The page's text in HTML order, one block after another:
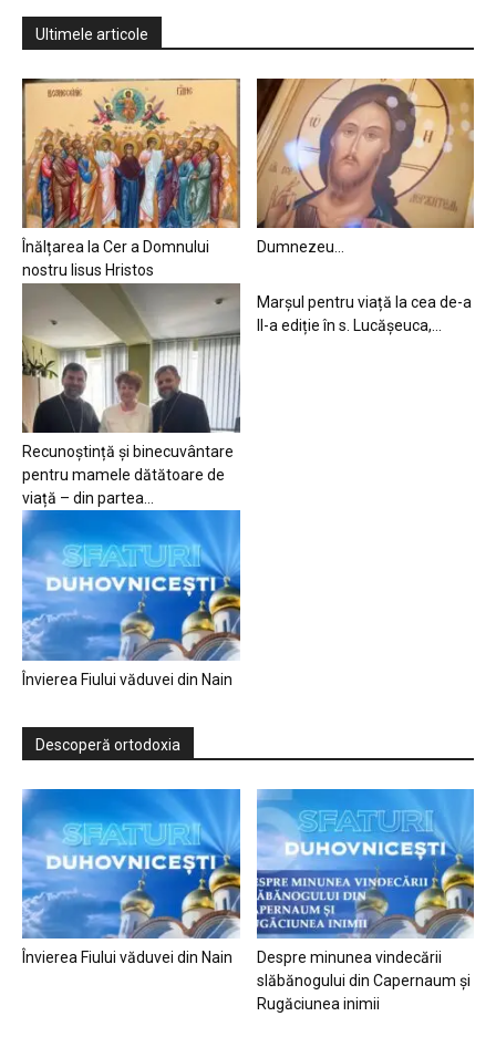
Ultimele articole
Înălțarea la Cer a Domnului
nostru Iisus Hristos
Dumnezeu…
Recunoștință și binecuvântare
pentru mamele dătătoare de
viață – din partea...
Marșul pentru viață la cea de-a
II-a ediție în s. Lucășeuca,...
Învierea Fiului văduvei din Nain
Descoperă ortodoxia
Învierea Fiului văduvei din Nain
Despre minunea vindecării
slăbănogului din Capernaum și
Rugăciunea inimii